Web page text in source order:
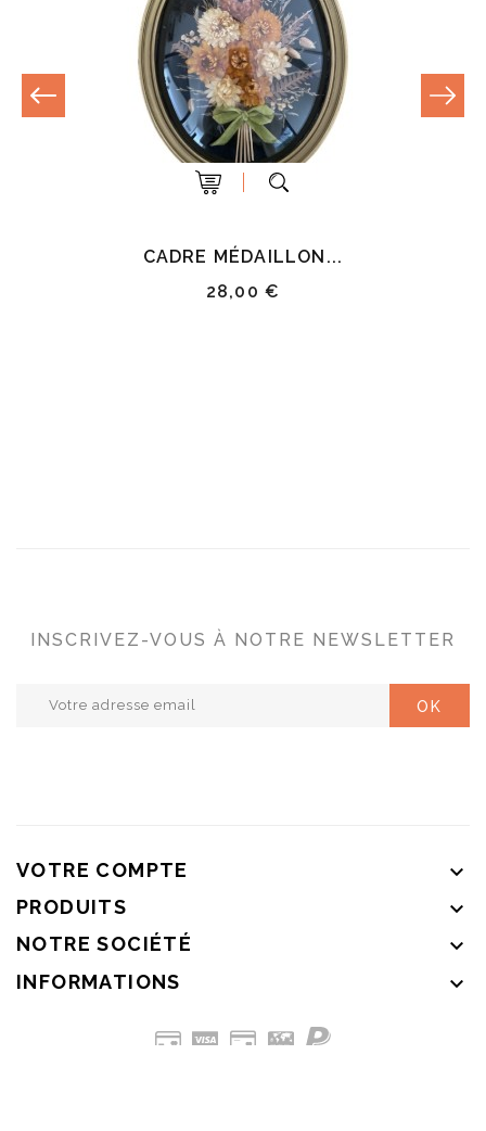
CADRE MÉDAILLON...
28,00 €
INSCRIVEZ-VOUS À NOTRE NEWSLETTER
VOTRE COMPTE 
PRODUITS 
NOTRE SOCIÉTÉ 
INFORMATIONS 